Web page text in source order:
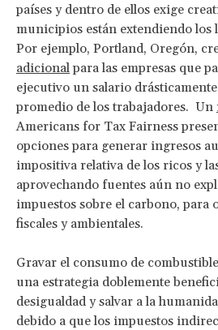
países y dentro de ellos exige
municipios están extendiendo los
Por ejemplo, Portland, Oregón,
adicionalpara las empresas que
ejecutivo un salario
promedio de los trabajadores. Un
Americans for Tax Fairness
opciones para generar ingresos
impositiva relativa de los ricos y
aprovechando fuentes aún no
impuestos sobre el carbono, para
fiscales y ambientales.
Gravar el consumo de
una estrategia doblemente
desigualdad y salvar a la
debido a que los impuestos